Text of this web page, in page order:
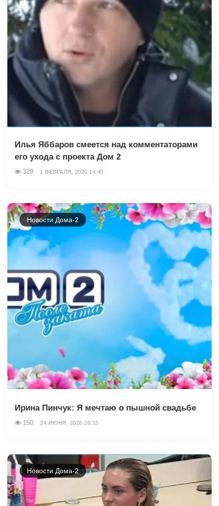
Илья Яббаров смеется над комментаторами
его ухода с проекта Дом 2
329 1 ФЕВРАЛЯ, 2026 14:40
Новости Дома-2
Ирина Пинчук: Я мечтаю о пышной свадьбе
150 24 ИЮНЯ, 2026 20:15
Новости Дома-2